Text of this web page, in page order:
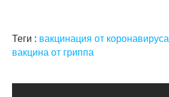
Теги : вакцинация от коронавируса
вакцина от гриппа